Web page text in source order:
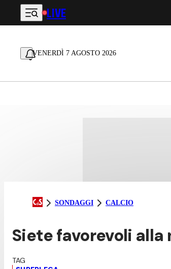
Vai al contenuto principale
LIVE
VENERDÌ 7 AGOSTO 2026
SONDAGGI CALCIO
Siete favorevoli alla